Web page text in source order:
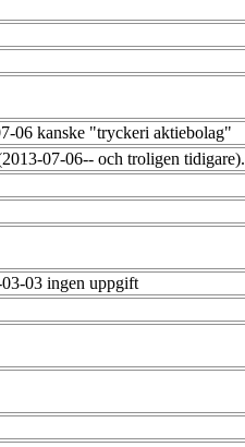
06 kanske "tryckeri aktiebolag"
07-06-- och troligen tidigare).
03 ingen uppgift